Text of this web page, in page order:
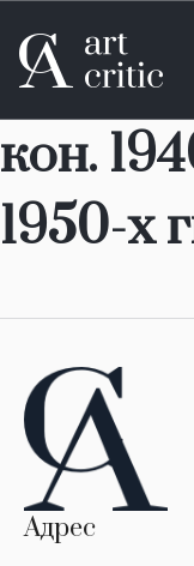
кон.
1950-х
Адрес